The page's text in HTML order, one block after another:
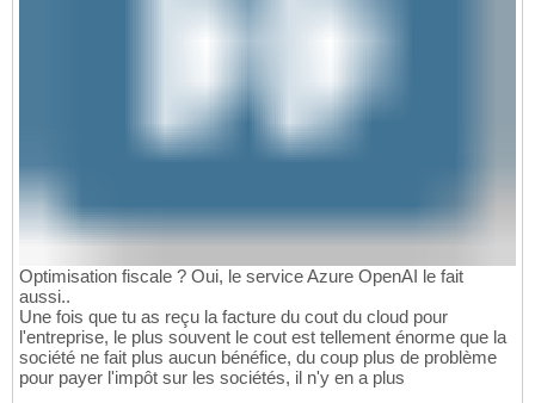
Optimisation fiscale ? Oui, le service Azure OpenAI le fait
aussi..
Une fois que tu as reçu la facture du cout du cloud pour
l'entreprise, le plus souvent le cout est tellement énorme que la
société ne fait plus aucun bénéfice, du coup plus de problème
pour payer l'impôt sur les sociétés, il n'y en a plus